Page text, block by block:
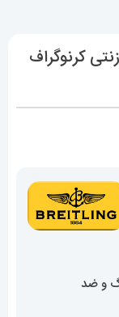
کرنوگراف
و ضد